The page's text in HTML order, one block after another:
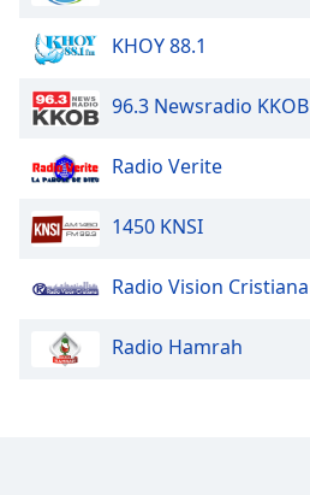
KHOY 88.1
96.3 Newsradio KKOB
Radio Verite
1450 KNSI
Radio Vision Cristiana
Radio Hamrah